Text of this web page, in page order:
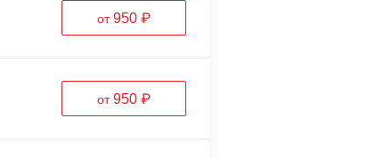
от950 ₽
от950 ₽